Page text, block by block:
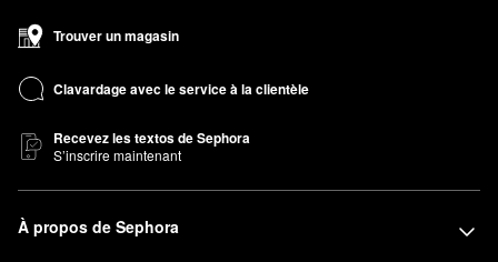
Trouver un magasin
Clavardage avec le service à la clientèle
Recevez les textos de Sephora
S’inscrire maintenant
À propos de Sephora